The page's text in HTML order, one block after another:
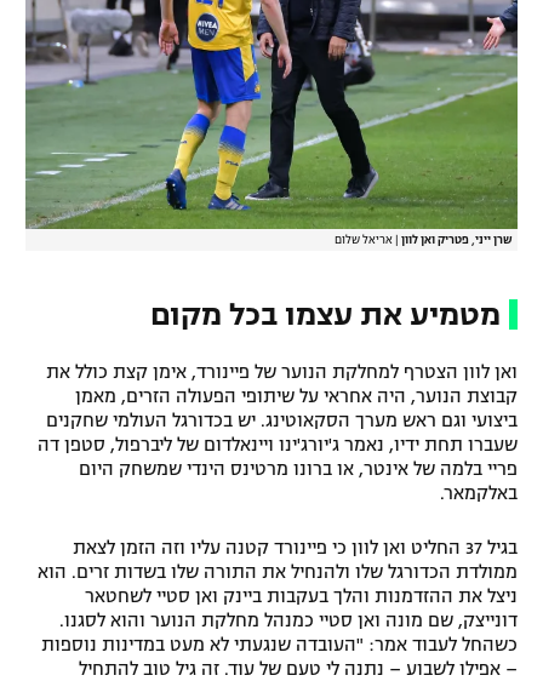
שרן ייני, פטריק ואן לוון אריאל שלום
מטמיע את עצמו בכל מקום
ואן לוון הצטרף למחלקת הנוער של פיינורד, אימן קצת כולל את
קבוצת הנוער, היה אחראי על שיתופי הפעולה הזרים, מאמן
ביצועי וגם ראש מערך הסקאוטינג. יש בכדורגל העולמי שחקנים
שעברו תחת ידיו, נאמר ג'יורג'ינו ויינאלדום של ליברפול, סטפן דה
פריי בלמה של אינטר, או ברונו מרטינס הינדי שמשחק היום
באלקמאר.
בגיל 37 החליט ואן לוון כי פיינורד קטנה עליו וזה הזמן לצאת
ממולדת הכדורגל שלו ולהנחיל את התורה שלו בשדות זרים. הוא
ניצל את ההזדמנות והלך בעקבות ביינק ואן סטיי לשחטאר
דונייצק, שם מונה ואן סטיי כמנהל מחלקת הנוער והוא לסגנו.
כשהחל לעבוד אמר: "העובדה שנגעתי לא מעט במדינות נוספות
– אפילו לשבוע – נתנה לי טעם של עוד. זה גיל טוב להתחיל